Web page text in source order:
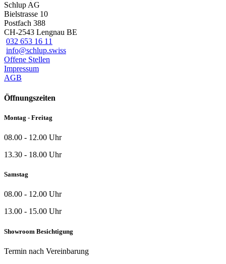
Schlup AG
Bielstrasse 10
Postfach 388
CH-2543 Lengnau BE
032 653 16 11
info@schlup.swiss
Offene Stellen
Impressum
AGB
Öffnungszeiten
Montag - Freitag
08.00 - 12.00 Uhr
13.30 - 18.00 Uhr
Samstag
08.00 - 12.00 Uhr
13.00 - 15.00 Uhr
Showroom Besichtigung
Termin nach Vereinbarung